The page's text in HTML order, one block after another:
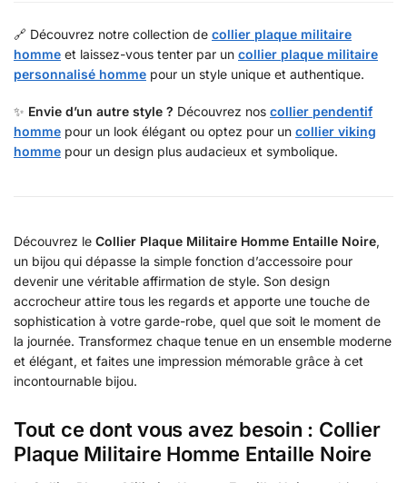
🔗 Découvrez notre collection de collier plaque militaire
homme et laissez-vous tenter par un collier plaque militaire
personnalisé homme pour un style unique et authentique.
✨ Envie d’un autre style ? Découvrez nos collier pendentif
homme pour un look élégant ou optez pour un collier viking
homme pour un design plus audacieux et symbolique.
Découvrez le Collier Plaque Militaire Homme Entaille Noire,
un bijou qui dépasse la simple fonction d’accessoire pour
devenir une véritable affirmation de style. Son design
accrocheur attire tous les regards et apporte une touche de
sophistication à votre garde-robe, quel que soit le moment de
la journée. Transformez chaque tenue en un ensemble moderne
et élégant, et faites une impression mémorable grâce à cet
incontournable bijou.
Tout ce dont vous avez besoin : Collier
Plaque Militaire Homme Entaille Noire